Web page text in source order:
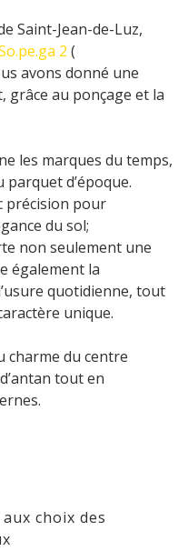
Saint-Jean-de-Luz,
2 (
avons donné une
grâce au ponçage et la
les marques du temps,
d’époque.
précision pour
du sol;
non seulement une
également la
quotidienne, tout
unique.
charme du centre
tout en
choix des